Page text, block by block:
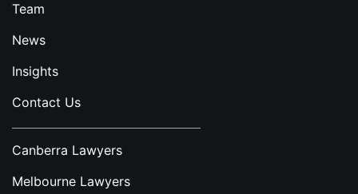
Team
News
Insights
Contact Us
Canberra Lawyers
Melbourne Lawyers